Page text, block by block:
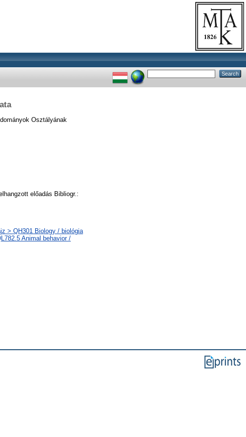
Osztályának
előadás Bibliogr.:
> QH301 Biology / biológia
Animal behavior /